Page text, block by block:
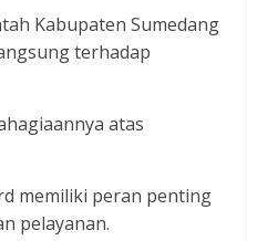
Kabupaten Sumedang
terhadap
atas
memiliki peran penting
pelayanan.